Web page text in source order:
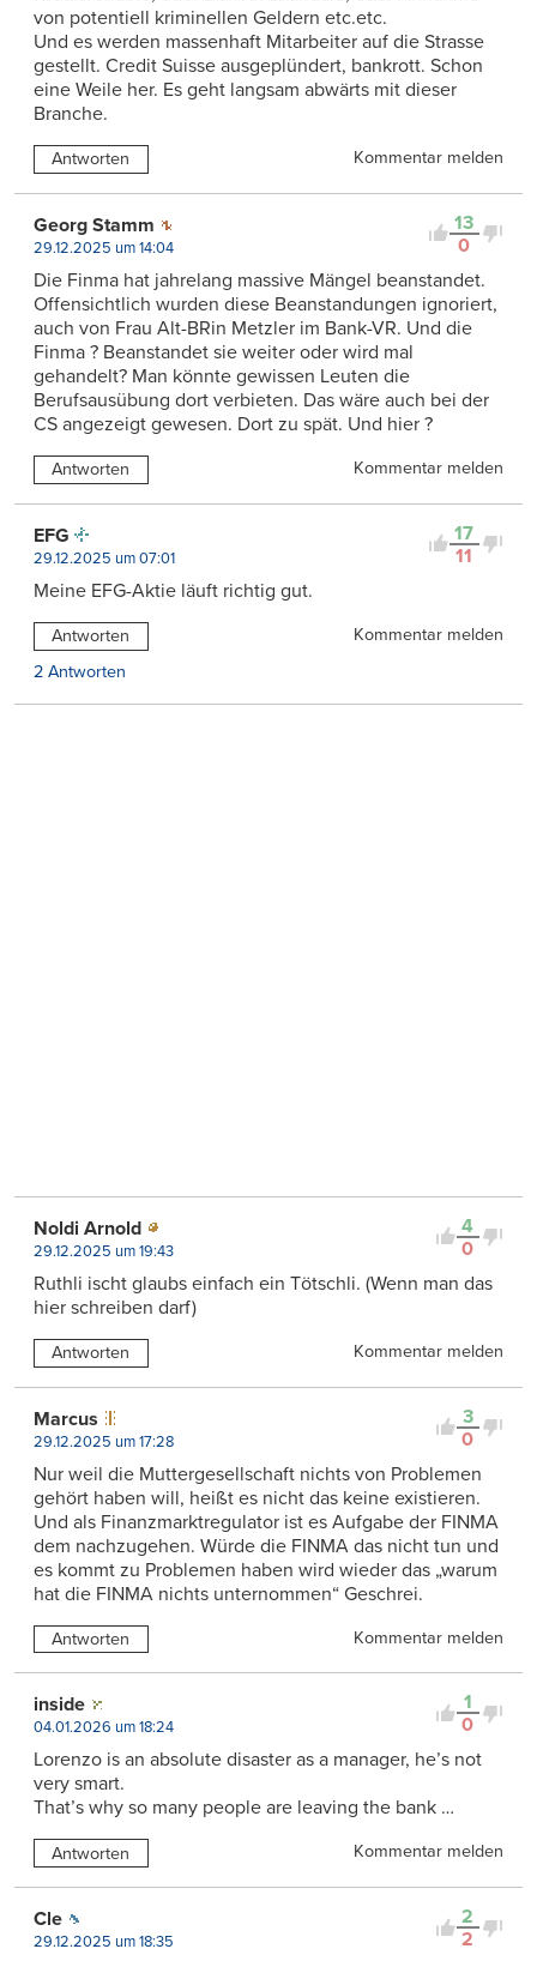
von potentiell kriminellen Geldern etc.etc.
Und es werden massenhaft Mitarbeiter auf die Strasse
gestellt. Credit Suisse ausgeplündert, bankrott. Schon
eine Weile her. Es geht langsam abwärts mit dieser
Branche.
Antworten Kommentar melden
13
0
Georg Stamm
29.12.2025 um 14:04
Die Finma hat jahrelang massive Mängel beanstandet.
Offensichtlich wurden diese Beanstandungen ignoriert,
auch von Frau Alt-BRin Metzler im Bank-VR. Und die
Finma ? Beanstandet sie weiter oder wird mal
gehandelt? Man könnte gewissen Leuten die
Berufsausübung dort verbieten. Das wäre auch bei der
CS angezeigt gewesen. Dort zu spät. Und hier ?
Antworten Kommentar melden
17
11
EFG
29.12.2025 um 07:01
Meine EFG-Aktie läuft richtig gut.
Antworten
Kommentar melden
2 Antworten
4
0
Noldi Arnold
29.12.2025 um 19:43
Ruthli ischt glaubs einfach ein Tötschli. (Wenn man das
hier schreiben darf)
Antworten Kommentar melden
3
0
Marcus
29.12.2025 um 17:28
Nur weil die Muttergesellschaft nichts von Problemen
gehört haben will, heißt es nicht das keine existieren.
Und als Finanzmarktregulator ist es Aufgabe der FINMA
dem nachzugehen. Würde die FINMA das nicht tun und
es kommt zu Problemen haben wird wieder das „warum
hat die FINMA nichts unternommen“ Geschrei.
Antworten Kommentar melden
1
0
inside
04.01.2026 um 18:24
Lorenzo is an absolute disaster as a manager, he’s not
very smart.
That’s why so many people are leaving the bank …
Antworten Kommentar melden
2
2
Cle
29.12.2025 um 18:35